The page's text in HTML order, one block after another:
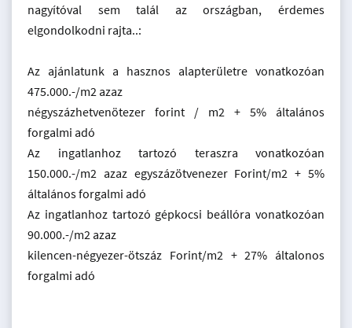
nagyítóval sem talál az országban, érdemes
elgondolkodni rajta..:
Az ajánlatunk a hasznos alapterületre vonatkozóan
475.000.-/m2 azaz
négyszázhetvenötezer forint / m2 + 5% általános
forgalmi adó
Az ingatlanhoz tartozó teraszra vonatkozóan
150.000.-/m2 azaz egyszázötvenezer Forint/m2 + 5%
általános forgalmi adó
Az ingatlanhoz tartozó gépkocsi beállóra vonatkozóan
90.000.-/m2 azaz
kilencen-négyezer-ötszáz Forint/m2 + 27% általonos
forgalmi adó